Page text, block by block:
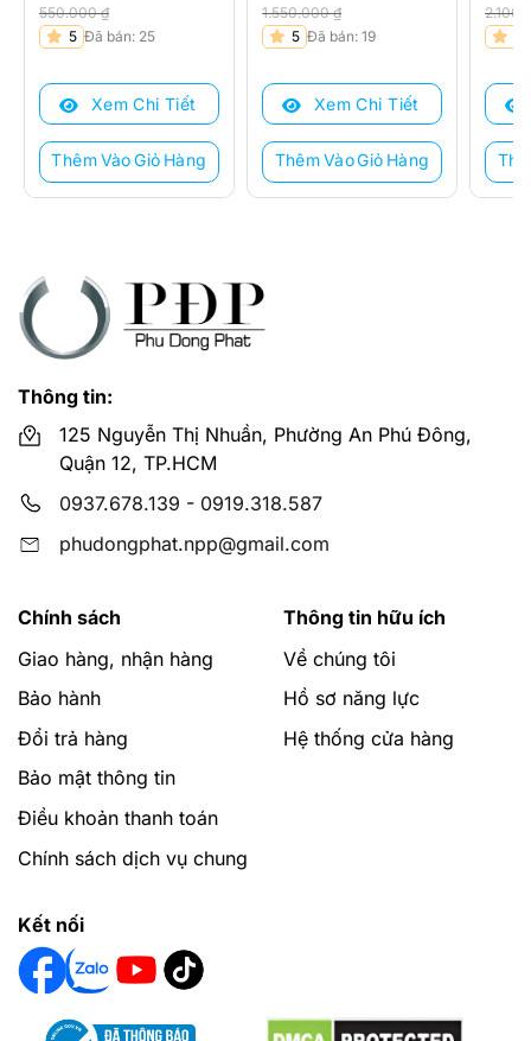
550.000₫
Giá
là:
550.000 ₫.
Giá
tại
340.000 ₫.
5 Đã bán: 25
Xem Chi Tiết
Thêm Vào Giỏ Hàng
1.550.000₫
Giá
là:
1.550.000 ₫.
Giá
tại
1.370.000 ₫.
5 Đã bán: 19
Xem Chi Tiết
Thêm Vào Giỏ Hàng
Giá
là:
Giá
tại
Thông tin:
125 Nguyễn Thị Nhuần, Phường An Phú Đông,
Quận 12, TP.HCM
0937.678.139 - 0919.318.587
phudongphat.npp@gmail.com
Chính sách
Giao hàng, nhận hàng
Bảo hành
Đổi trả hàng
Bảo mật thông tin
Điều khoản thanh toán
Chính sách dịch vụ chung
Thông tin hữu ích
Về chúng tôi
Hồ sơ năng lực
Hệ thống cửa hàng
Kết nối